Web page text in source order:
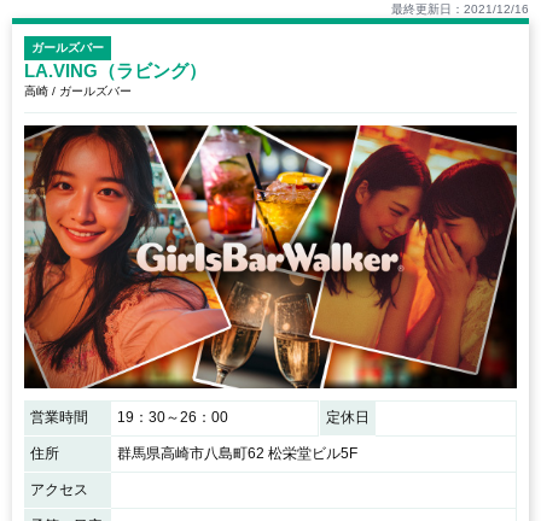
最終更新日：2021/12/16
ガールズバー
LA.VING（ラビング）
高崎 / ガールズバー
営業時間 19：30～26：00 定休日
住所 群馬県高崎市八島町62 松栄堂ビル5F
アクセス